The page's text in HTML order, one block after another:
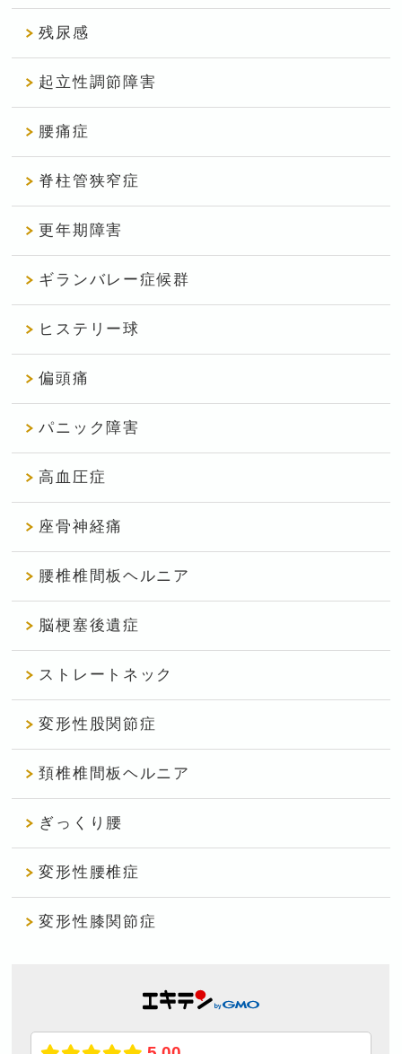
残尿感
起立性調節障害
腰痛症
脊柱管狭窄症
更年期障害
ギランバレー症候群
ヒステリー球
偏頭痛
パニック障害
高血圧症
座骨神経痛
腰椎椎間板ヘルニア
脳梗塞後遺症
ストレートネック
変形性股関節症
頚椎椎間板ヘルニア
ぎっくり腰
変形性腰椎症
変形性膝関節症